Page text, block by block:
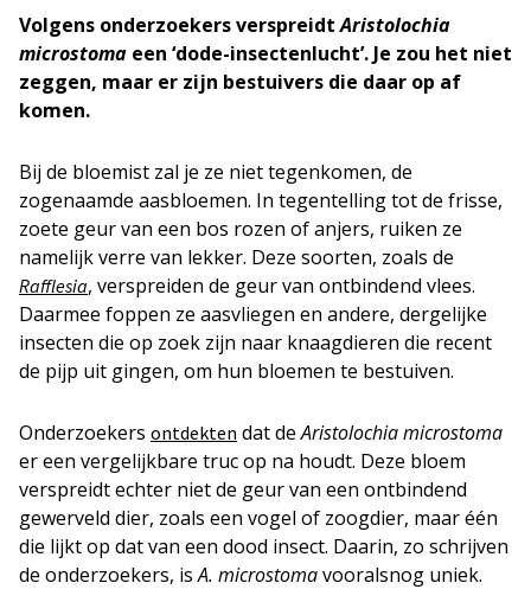
Volgens onderzoekers verspreidtAristolochia
microstoma een ‘dode-insectenlucht’. Je zou het niet
zeggen, maar er zijn bestuivers die daar op af
komen.
Bij de bloemist zal je ze niet tegenkomen, de
zogenaamde aasbloemen. In tegentelling tot de frisse,
zoete geur van een bos rozen of anjers, ruiken ze
namelijk verre van lekker. Deze soorten, zoals de
Rafflesia, verspreiden de geur van ontbindend vlees.
Daarmee foppen ze aasvliegen en andere, dergelijke
insecten die op zoek zijn naar knaagdieren die recent
de pijp uit gingen, om hun bloemen te bestuiven.
Onderzoekers ontdekten dat deAristolochia microstoma
er een vergelijkbare truc op na houdt. Deze bloem
verspreidt echter niet de geur van een ontbindend
gewerveld dier, zoals een vogel of zoogdier, maar één
die lijkt op dat van een dood insect. Daarin, zo schrijven
de onderzoekers, isA. microstomavooralsnog uniek.